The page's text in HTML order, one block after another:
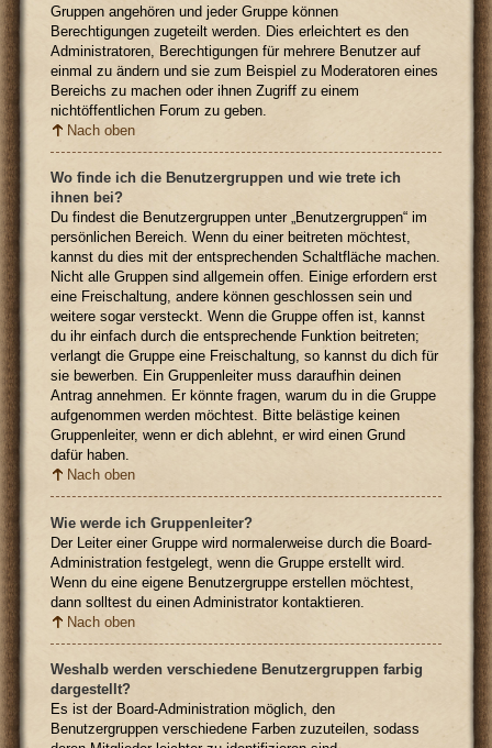
Gruppen angehören und jeder Gruppe können
Berechtigungen zugeteilt werden. Dies erleichtert es den
Administratoren, Berechtigungen für mehrere Benutzer auf
einmal zu ändern und sie zum Beispiel zu Moderatoren eines
Bereichs zu machen oder ihnen Zugriff zu einem
nichtöffentlichen Forum zu geben.
Nach oben
Wo finde ich die Benutzergruppen und wie trete ich
ihnen bei?
Du findest die Benutzergruppen unter „Benutzergruppen“ im
persönlichen Bereich. Wenn du einer beitreten möchtest,
kannst du dies mit der entsprechenden Schaltfläche machen.
Nicht alle Gruppen sind allgemein offen. Einige erfordern erst
eine Freischaltung, andere können geschlossen sein und
weitere sogar versteckt. Wenn die Gruppe offen ist, kannst
du ihr einfach durch die entsprechende Funktion beitreten;
verlangt die Gruppe eine Freischaltung, so kannst du dich für
sie bewerben. Ein Gruppenleiter muss daraufhin deinen
Antrag annehmen. Er könnte fragen, warum du in die Gruppe
aufgenommen werden möchtest. Bitte belästige keinen
Gruppenleiter, wenn er dich ablehnt, er wird einen Grund
dafür haben.
Nach oben
Wie werde ich Gruppenleiter?
Der Leiter einer Gruppe wird normalerweise durch die Board-
Administration festgelegt, wenn die Gruppe erstellt wird.
Wenn du eine eigene Benutzergruppe erstellen möchtest,
dann solltest du einen Administrator kontaktieren.
Nach oben
Weshalb werden verschiedene Benutzergruppen farbig
dargestellt?
Es ist der Board-Administration möglich, den
Benutzergruppen verschiedene Farben zuzuteilen, sodass